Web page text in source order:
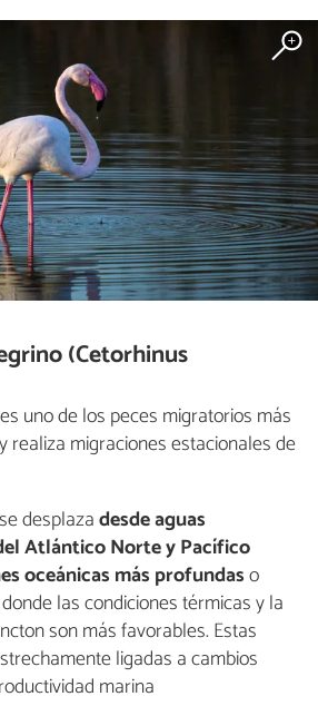
(Cetorhinus
es uno de los peces migratorios más
realiza migraciones estacionales de
desplazadesde aguas
Atlántico Norte y Pacífico
oceánicas más profundaso
las condiciones térmicas y la
son más favorables. Estas
ligadas a cambios
marina